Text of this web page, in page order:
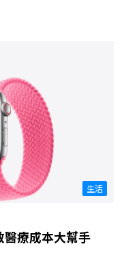
生活
療成本大幫手